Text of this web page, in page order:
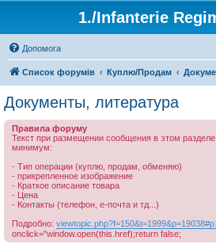
1./Infanterie
Допомога
Список форумів Куплю/Продам
Документы, литература
Правила форуму
Текст при размещении сообщения в этом
минимум:
- Тип операции (куплю, продам, обменяю)
- прикрепленное изображение
- Краткое описание товара
- Цена
- Контакты (телефон, е-почта и тд...)
Подробно:
onclick="window.open(this.href);return false;